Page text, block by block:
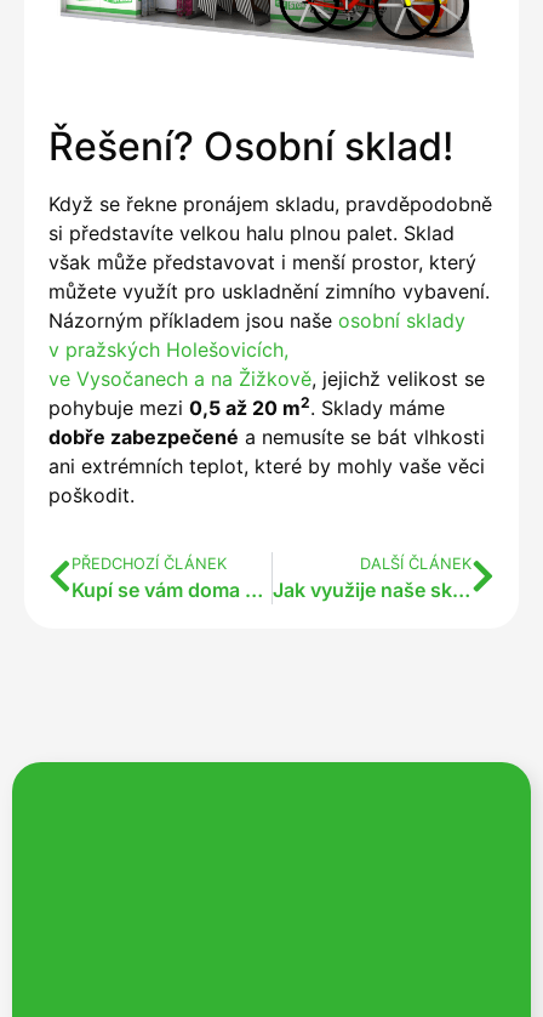
Řešení? Osobní sklad!
Když se řekne pronájem skladu, pravděpodobně
si představíte velkou halu plnou palet. Sklad
však může představovat i menší prostor, který
můžete využít pro uskladnění zimního vybavení.
Názorným příkladem jsou naše osobní sklady
v pražských Holešovicích,
ve Vysočanech a na Žižkově, jejichž velikost se
pohybuje mezi 0,5 až 20 m2. Sklady máme
dobře zabezpečené a nemusíte se bát vlhkosti
ani extrémních teplot, které by mohly vaše věci
poškodit.
PŘEDCHOZÍ ČLÁNEK
Kupí se vám doma věci a nevíte kam s nimi?
DALŠÍ ČLÁNEK
Jak využije naše sklady firma nebo živnostník?